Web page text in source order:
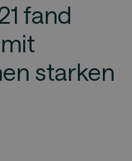
fand
starken